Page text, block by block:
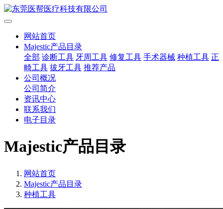
网站首页
Majestic产品目录
全部 诊断工具 牙周工具 修复工具 手术器械 种植工具 正
畸工具 拔牙工具 推荐产品
公司概况
公司简介
资讯中心
联系我们
电子目录
Majestic产品目录
网站首页
Majestic产品目录
种植工具